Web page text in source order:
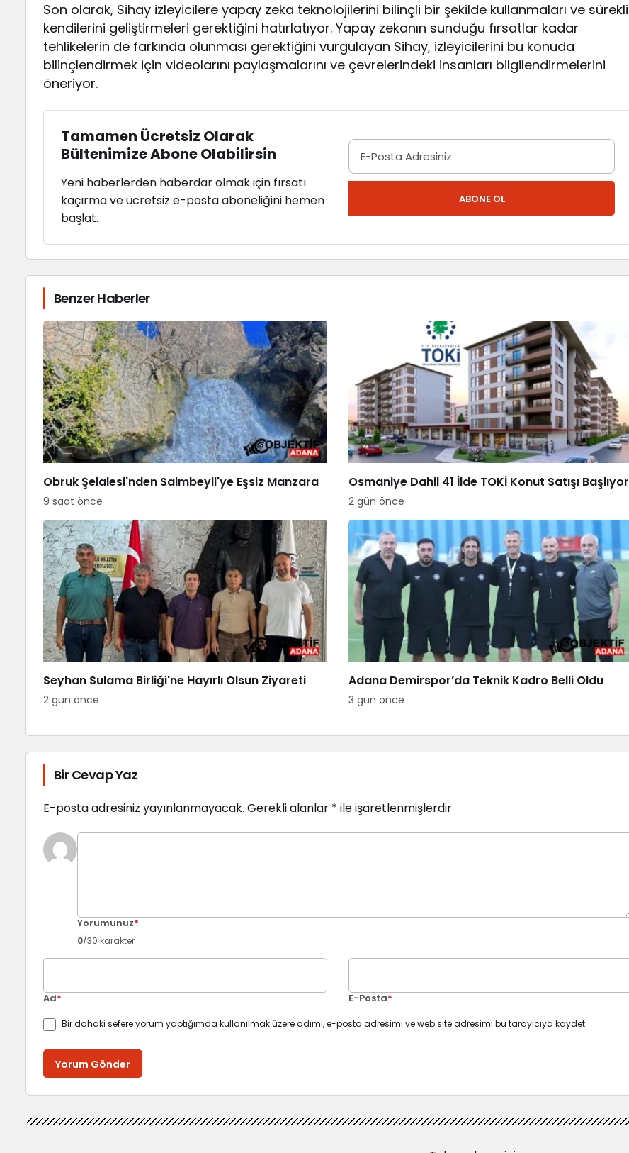
Son olarak, Sihay izleyicilere yapay zeka teknolojilerini bilinçli bir şekilde kullanmaları ve sürekli
kendilerini geliştirmeleri gerektiğini hatırlatıyor. Yapay zekanın sunduğu fırsatlar kadar
tehlikelerin de farkında olunması gerektiğini vurgulayan Sihay, izleyicilerini bu konuda
bilinçlendirmek için videolarını paylaşmalarını ve çevrelerindeki insanları bilgilendirmelerini
öneriyor.
Tamamen Ücretsiz Olarak
Bültenimize Abone Olabilirsin
Yeni haberlerden haberdar olmak için fırsatı
kaçırma ve ücretsiz e-posta aboneliğini hemen
başlat.
ABONE OL
Benzer Haberler
Obruk Şelalesi'nden Saimbeyli'ye Eşsiz Manzara
9 saat önce
Osmaniye Dahil 41 İlde TOKİ Konut Satışı Başlıyor
2 gün önce
Seyhan Sulama Birliği'ne Hayırlı Olsun Ziyareti
2 gün önce
Adana Demirspor’da Teknik Kadro Belli Oldu
3 gün önce
Bir Cevap Yaz
E-posta adresiniz yayınlanmayacak. Gerekli alanlar * ile işaretlenmişlerdir
Yorumunuz*
0/30 karakter
Ad* E-Posta*
Bir dahaki sefere yorum yaptığımda kullanılmak üzere adımı, e-posta adresimi ve web site adresimi bu tarayıcıya kaydet.
Yorum Gönder